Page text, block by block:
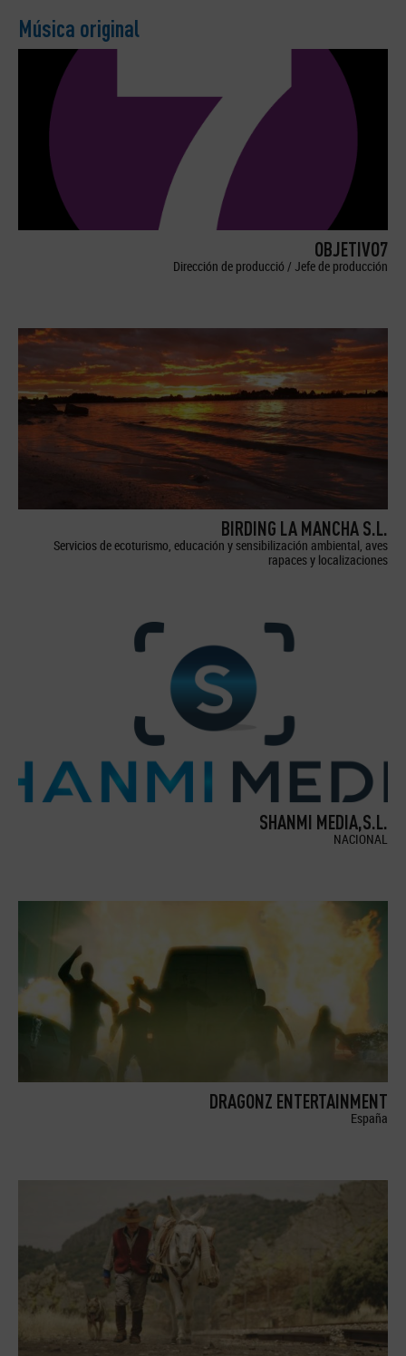
Música original
OBJETIVO7
Dirección de producció / Jefe de producción
BIRDING LA MANCHA S.L.
Servicios de ecoturismo, educación y sensibilización ambiental, aves
rapaces y localizaciones
SHANMI MEDIA,S.L.
NACIONAL
DRAGONZ ENTERTAINMENT
España